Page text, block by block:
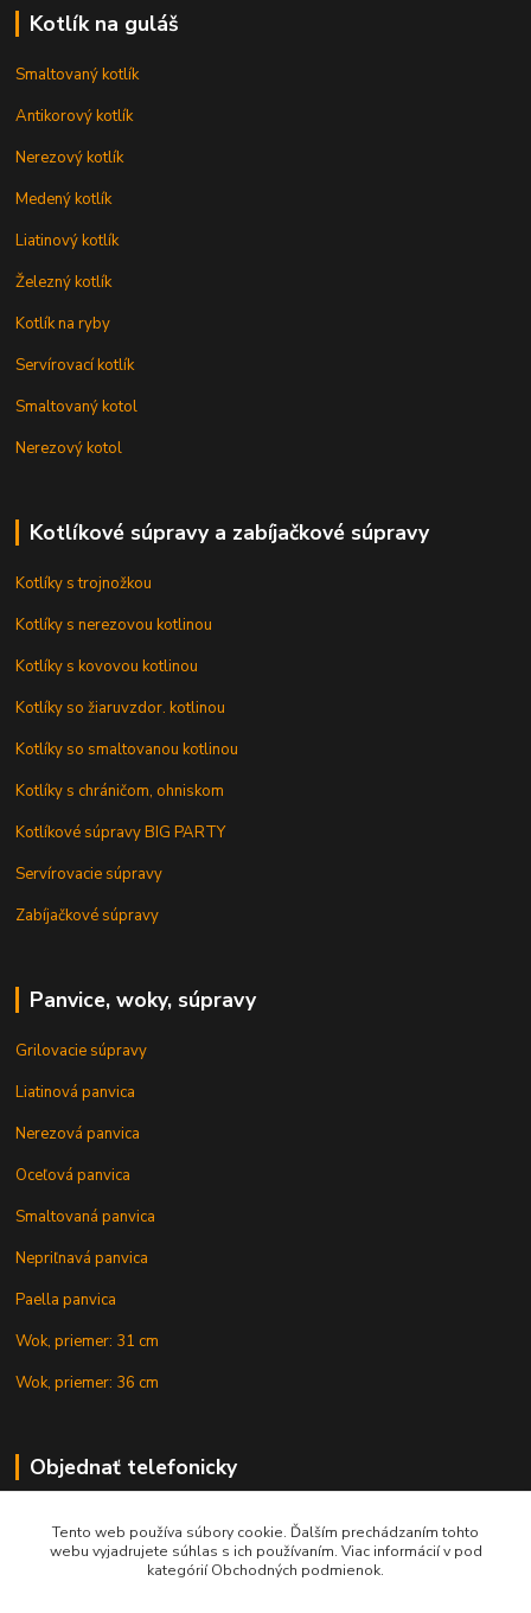
Kotlík na guláš
Smaltovaný kotlík
Antikorový kotlík
Nerezový kotlík
Medený kotlík
Liatinový kotlík
Železný kotlík
Kotlík na ryby
Servírovací kotlík
Smaltovaný kotol
Nerezový kotol
Kotlíkové súpravy a zabíjačkové súpravy
Kotlíky s trojnožkou
Kotlíky s nerezovou kotlinou
Kotlíky s kovovou kotlinou
Kotlíky so žiaruvzdor. kotlinou
Kotlíky so smaltovanou kotlinou
Kotlíky s chráničom, ohniskom
Kotlíkové súpravy BIG PARTY
Servírovacie súpravy
Zabíjačkové súpravy
Panvice, woky, súpravy
Grilovacie súpravy
Liatinová panvica
Nerezová panvica
Oceľová panvica
Smaltovaná panvica
Nepriľnavá panvica
Paella panvica
Wok, priemer: 31 cm
Wok, priemer: 36 cm
Objednať telefonicky
+421 902 212 007
Tento web používa súbory cookie. Ďalším prechádzaním tohto
webu vyjadrujete súhlas s ich používaním. Viac informácií v pod
kategórií Obchodných podmienok.